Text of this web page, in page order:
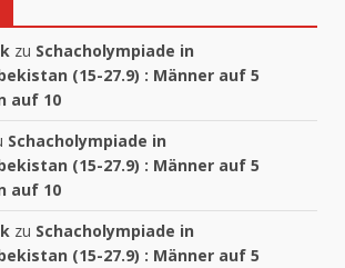
zu Schacholympiade in
(15-27.9) : Männer auf 5
auf 10
Schacholympiade in
(15-27.9) : Männer auf 5
auf 10
zu Schacholympiade in
(15-27.9) : Männer auf 5